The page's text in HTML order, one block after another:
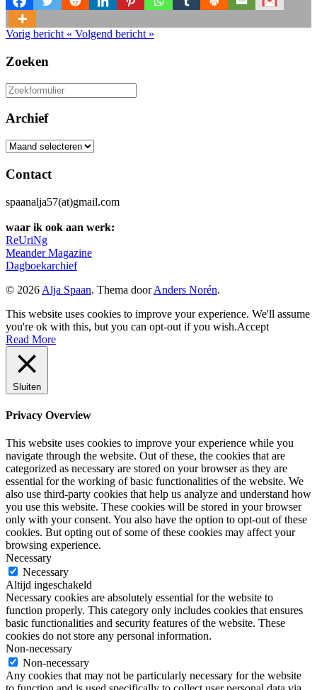
Vorig bericht « Volgend bericht »
Zoeken
Zoeken
naar:
Archief
Archief
Contact
spaanalja57(at)gmail.com
waar ik ook aan werk:
ReUriNg
Meander Magazine
Dagboekarchief
© 2026 Alja Spaan. Thema doorAnders Norén.
This website uses cookies to improve your experience. We'll assume
you're ok with this, but you can opt-out if you wish.Accept
Read More
Sluiten
Privacy Overview
This website uses cookies to improve your experience while you
navigate through the website. Out of these, the cookies that are
categorized as necessary are stored on your browser as they are
essential for the working of basic functionalities of the website. We
also use third-party cookies that help us analyze and understand how
you use this website. These cookies will be stored in your browser
only with your consent. You also have the option to opt-out of these
cookies. But opting out of some of these cookies may affect your
browsing experience.
Necessary
Necessary
Altijd ingeschakeld
Necessary cookies are absolutely essential for the website to
function properly. This category only includes cookies that ensures
basic functionalities and security features of the website. These
cookies do not store any personal information.
Non-necessary
Non-necessary
Any cookies that may not be particularly necessary for the website